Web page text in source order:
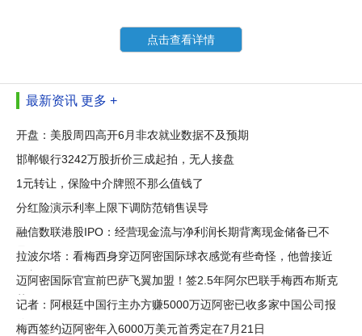
点击查看详情
最新资讯 更多 +
开盘：美股周四高开6月非农就业数据不及预期
邯郸银行3242万股折价三成起拍，无人接盘
1元转让，保险中介牌照不那么值钱了
分红险演示利率上限下调防范销售误导
融信数联港股IPO：经营现金流与净利润长期背离现金储备已不
足三百
拉波尔塔：看梅西身穿迈阿密国际球衣感觉有些奇怪，他曾接近
回归
迈阿密国际官宣前巴萨飞翼加盟！签2.5年阿尔巴联手梅西布斯克
茨
记者：阿根廷中国行主办方赚5000万迈阿密已收多家中国公司报
价
梅西签约迈阿密年入6000万美元首秀定在7月21日